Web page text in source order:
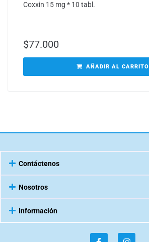
Coxxin 15 mg * 10 tabl.
$77.000
AÑADIR AL CARRITO
Contáctenos
Nosotros
Información